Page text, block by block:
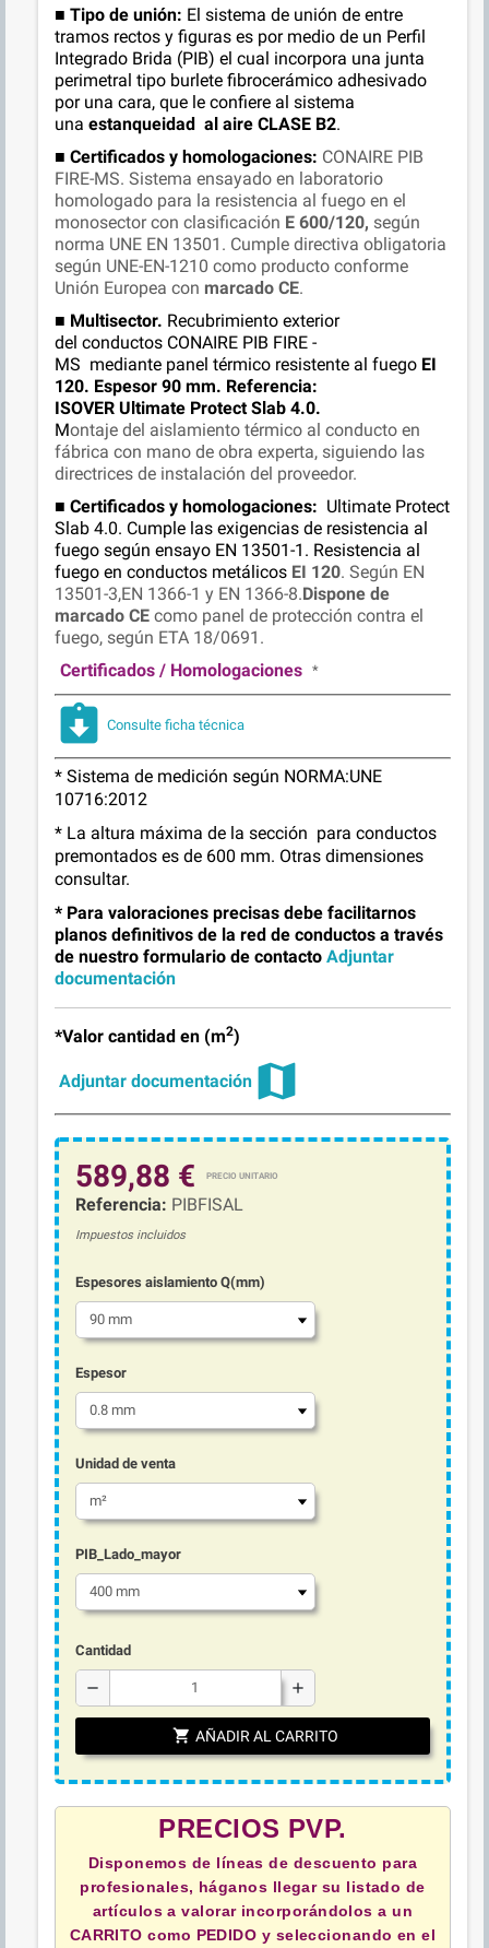
■ Tipo de unión: El sistema de unión de entre
tramos rectos y figuras es por medio de un Perfil
Integrado Brida (PIB) el cual incorpora una junta
perimetral tipo burlete fibrocerámico adhesivado
por una cara, que le confiere al sistema
una estanqueidad al aire CLASE B2.
■ Certificados y homologaciones: CONAIRE PIB
FIRE-MS. Sistema ensayado en laboratorio
homologado para la resistencia al fuego en el
monosector con clasificación E 600/120, según
norma UNE EN 13501. Cumple directiva obligatoria
según UNE-EN-1210 como producto conforme
Unión Europea con marcado CE.
■ Multisector. Recubrimiento exterior
del conductos CONAIRE PIB FIRE -
MS mediante panel térmico resistente al fuego EI
120. Espesor 90 mm. Referencia:
ISOVER Ultimate Protect Slab 4.0.
Montaje del aislamiento térmico al conducto en
fábrica con mano de obra experta, siguiendo las
directrices de instalación del proveedor.
■ Certificados y homologaciones: Ultimate Protect
Slab 4.0. Cumple las exigencias de resistencia al
fuego según ensayo EN 13501-1. Resistencia al
fuego en conductos metálicos EI 120. Según EN
13501-3,EN 1366-1 y EN 1366-8.Dispone de
marcado CE como panel de protección contra el
fuego, según ETA 18/0691.
Certificados / Homologaciones *
assignment_returned Consulte ficha técnica
* Sistema de medición según NORMA:UNE
10716:2012
* La altura máxima de la sección para conductos
premontados es de 600 mm. Otras dimensiones
consultar.
* Para valoraciones precisas debe facilitarnos
planos definitivos de la red de conductos a través
de nuestro formulario de contacto Adjuntar
documentación
*Valor cantidad en (m2)
Adjuntar documentación map
589,88 €
Referencia: PIBFISAL
Impuestos incluidos
Espesores aislamiento Q(mm)
Espesor
Unidad de venta
PIB_Lado_mayor
Cantidad
remove add
shopping_cart AÑADIR AL CARRITO
PRECIOS PVP.
Disponemos de líneas de descuento para
profesionales, háganos llegar su listado de
artículos a valorar incorporándolos a un
CARRITO como PEDIDO y seleccionando en el